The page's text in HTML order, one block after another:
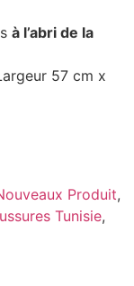
à l’abri de la
57 cm x
Produit,
Tunisie,